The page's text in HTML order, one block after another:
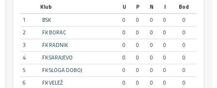
Klub U P N I
Bod
1
BSK 0 0 0 0
0
2
FK BORAC 0 0 0 0
0
3
FK RADNIK 0 0 0 0
0
4
FK SARAJEVO 0 0 0 0
0
5
FK SLOGA DOBOJ 0 0 0 0
0
6
FK VELEŽ 0 0 0 0
0